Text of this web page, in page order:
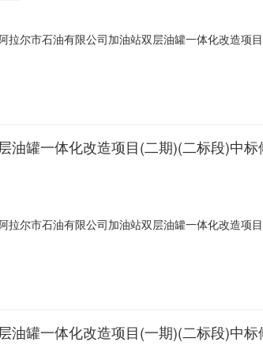
尔市石油有限公司加油站双层油罐一体化改造
别注册证书编号质量标准合格第二名单位名称新
油罐一体化改造项目(二期)(二标段)中
尔市石油有限公司加油站双层油罐一体化改造
别注册证书编号质量标准合格第二名单位名称新
油罐一体化改造项目(一期)(二标段)中